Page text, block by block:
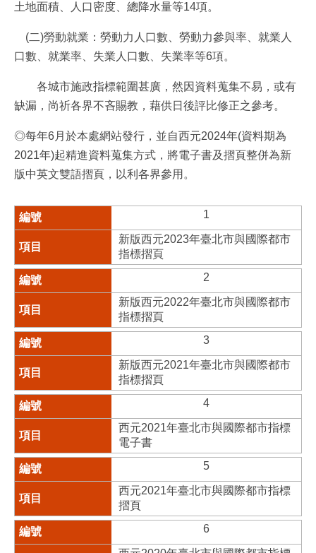
土地面積、人口密度、總降水量等14項。
(二)勞動就業：勞動力人口數、勞動力參與率、就業人
口數、就業率、失業人口數、失業率等6項。
各城市施政指標範圍甚廣，然因資料蒐集不易，或有
缺漏，尚祈各界不吝賜教，藉供日後評比修正之參考。
◎每年6月於本處網站發行，並自西元2024年(資料期為
2021年)起精進資料蒐集方式，將電子書及摺頁整併為新
版中英文雙語摺頁，以利各界參用。
1
新版西元2023年臺北市與國際都市
指標摺頁
2
新版西元2022年臺北市與國際都市
指標摺頁
3
新版西元2021年臺北市與國際都市
指標摺頁
4
西元2021年臺北市與國際都市指標
電子書
5
西元2021年臺北市與國際都市指標
摺頁
6